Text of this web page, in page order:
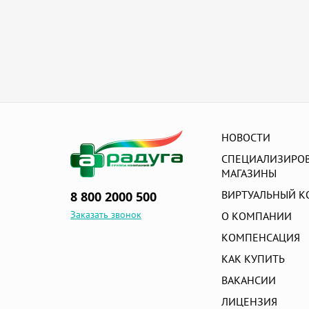
Спортивная медицина
Товары для комфортной среды
Ходунки
8 800 2000 500
Заказать звонок
НОВОСТИ
МАГАЗИНЫ
ВИРТУАЛЬНЫЙ
О КОМПАНИИ
КОМПЕНСАЦИЯ
КАК КУПИТЬ
ВАКАНСИИ
ЛИЦЕНЗИЯ